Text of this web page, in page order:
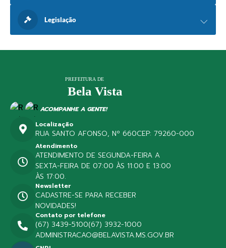
Legislação
ACOMPANHE A GENTE!
Localização
RUA SANTO AFONSO, Nº 660CEP: 79260-000
Contato por telefone
(67) 3439-5100(67) 3932-1000
ADMINISTRACAO@BELAVISTA.MS.GOV.BR
Atendimento
ATENDIMENTO DE SEGUNDA-FEIRA A
SEXTA-FEIRA DE 07:00 ÀS 11:00 E 13:00
ÀS 17:00.
Newsletter
CADASTRE-SE PARA RECEBER
NOVIDADES!